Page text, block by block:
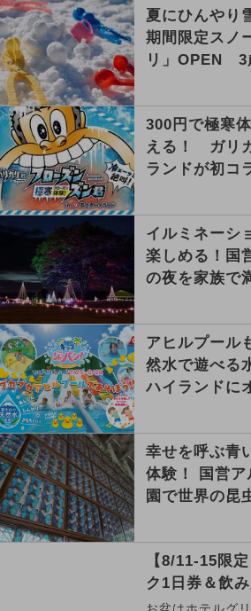
夏にひんやり
期間限定スノ
リ」OPEN 3
300円で極寒
える！ ガリ
ランドが初コ
イルミネーシ
楽しめる！国
の夜を家族で
アヒルプール
然水で遊べる
ハイランドに
幸せを呼ぶ青
体験！ 国営ア
園で世界の昆
【8/11-15限
ク1日券＆飲み